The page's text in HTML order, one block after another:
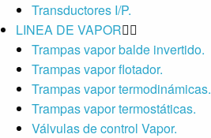
Transductores I/P.
LINEA DE VAPOR
Trampas vapor balde invertido.
Trampas vapor flotador.
Trampas vapor termodinámicas.
Trampas vapor termostáticas.
Válvulas de control Vapor.